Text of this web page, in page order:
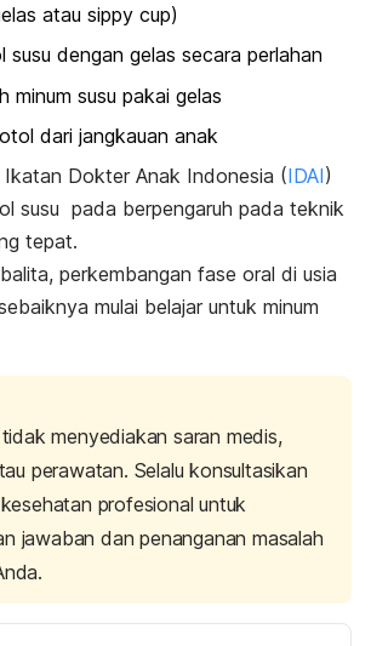
atau sippy cup)
susu dengan gelas secara perlahan
minum susu pakai gelas
dari jangkauan anak
Dokter Anak Indonesia (IDAI)
susu pada berpengaruh pada teknik
tepat.
perkembangan fase oral di usia
mulai belajar untuk minum
menyediakan saran medis,
perawatan. Selalu konsultasikan
profesional untuk
jawaban dan penanganan masalah